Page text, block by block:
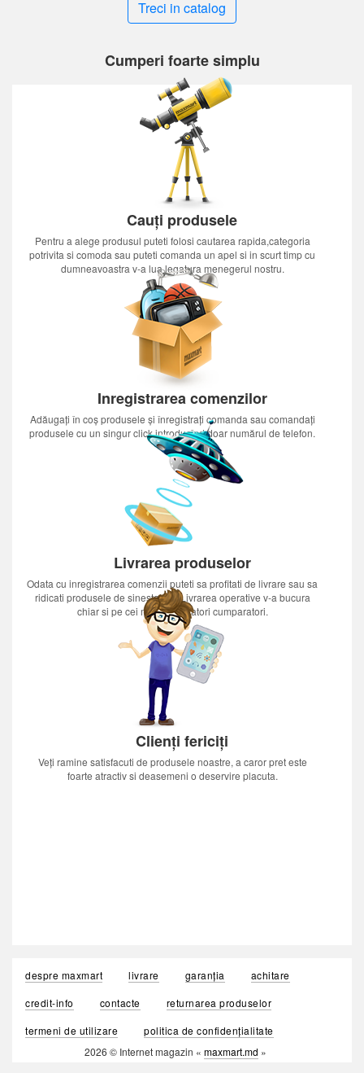
Treci in catalog
Cumperi foarte simplu
Cauți produsele
Pentru a alege produsul puteti folosi cautarea rapida,categoria
potrivita si comoda sau puteti comanda un apel si in scurt timp cu
dumneavoastra v-a lua legatura menegerul nostru.
Inregistrarea comenzilor
Adăugați în coș produsele și înregistrați comanda sau comandați
produsele cu un singur click introducînd doar numărul de telefon.
Livrarea produselor
Odata cu inregistrarea comenzii puteti sa profitati de livrare sau sa
ridicati produsele de sinestatator.Livrarea operative v-a bucura
chiar si pe cei mai nerabdatori cumparatori.
Clienți fericiți
Veți ramine satisfacuti de produsele noastre, a caror pret este
foarte atractiv si deasemeni o deservire placuta.
despre maxmart livrare garanția
achitare
credit-info
contacte
returnarea produselor
termeni de utilizare
politica de confidențialitate
2026 © Internet magazin « maxmart.md »